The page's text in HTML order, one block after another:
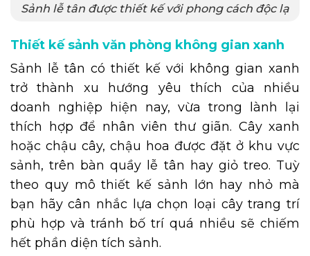
Sảnh lễ tân được thiết kế với phong cách độc lạ
Thiết kế sảnh văn phòng không gian xanh
Sảnh lễ tân có thiết kế với không gian xanh
trở thành xu hướng yêu thích của nhiều
doanh nghiệp hiện nay, vừa trong lành lại
thích hợp để nhân viên thư giãn. Cây xanh
hoặc chậu cây, chậu hoa được đặt ở khu vực
sảnh, trên bàn quầy lễ tân hay giỏ treo. Tuỳ
theo quy mô thiết kế sảnh lớn hay nhỏ mà
bạn hãy cân nhắc lựa chọn loại cây trang trí
phù hợp và tránh bố trí quá nhiều sẽ chiếm
hết phần diện tích sảnh.